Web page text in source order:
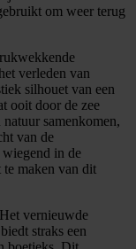
om weer terug
verleden van
silhouet van een
ooit door de zee
samenkomen,
van de
wiegend in de
te maken van dit
vernieuwde
straks een